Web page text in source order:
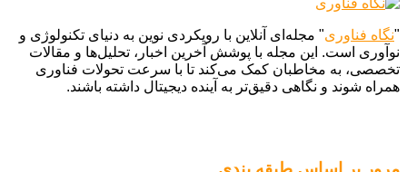
"نگاه فناوری" مجله‌ای آنلاین با رویکردی نوین به دنیای تکنولوژی و
نوآوری است. این مجله با پوشش آخرین اخبار، تحلیل‌ها و مقالات
تخصصی، به مخاطبان کمک می‌کند تا با سرعت تحولات فناوری
همراه شوند و نگاهی دقیق‌تر به آینده دیجیتال داشته باشند.